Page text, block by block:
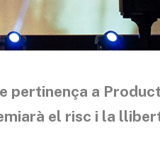
pertinença a
el risc i la